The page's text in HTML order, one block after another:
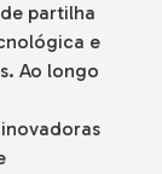
partilha
e
Ao longo